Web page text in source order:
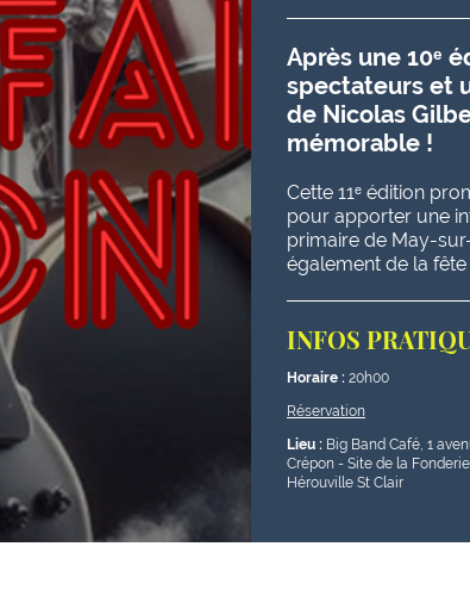
Après une 10ᵉ
spectateurs et
de Nicolas
mémorable !
Cette 11ᵉ édition
pour apporter une
primaire de May-
également de la
INFOS
Horaire : 20h00
Réservation
Lieu : Big Band Café, 1
Crépon - Site de la
Hérouville St Clair